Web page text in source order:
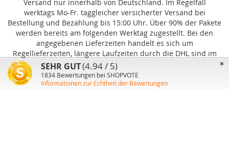
Versand nur innerhalb von Deutschland. Im Regelfall
werktags Mo-Fr. taggleicher versicherter Versand bei
Bestellung und Bezahlung bis 15:00 Uhr. Über 90% der Pakete
werden bereits am folgenden Werktag zugestellt. Bei den
angegebenen Lieferzeiten handelt es sich um
Regellieferzeiten, längere Laufzeiten durch die DHL sind im
Einzelfall möglich und können von uns nicht beeinflusst
werden.
×
SEHR GUT(4.94 / 5)
1834 Bewertungen bei SHOPVOTE
Informationen zur Echtheit der Bewertungen